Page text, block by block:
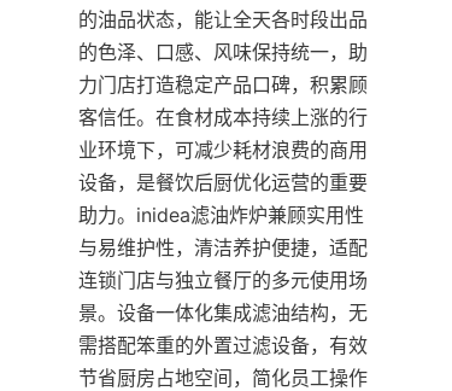
的油品状态，能让全天各时段出品
的色泽、口感、风味保持统一，助
力门店打造稳定产品口碑，积累顾
客信任。在食材成本持续上涨的行
业环境下，可减少耗材浪费的商用
设备，是餐饮后厨优化运营的重要
助力。inidea滤油炸炉兼顾实用性
与易维护性，清洁养护便捷，适配
连锁门店与独立餐厅的多元使用场
景。设备一体化集成滤油结构，无
需搭配笨重的外置过滤设备，有效
节省厨房占地空间，简化员工操作